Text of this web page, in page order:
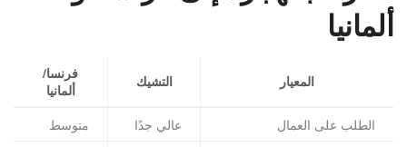
ألمانيا
المعيار التشيك
فرنسا/
ألمانيا
الطلب على العمال عالي جدًا
متوسط